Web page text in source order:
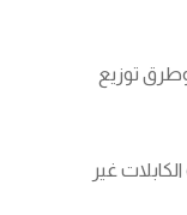
وطرق توزيع
غير